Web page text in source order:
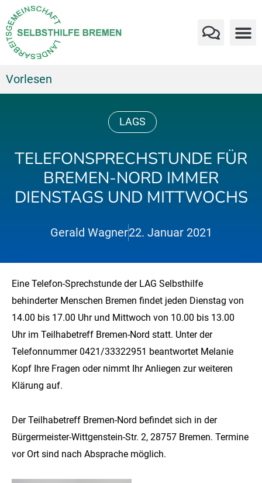
Vorlesen
LAGS
TELEFONSPRECHSTUNDE FÜR
BREMEN-NORD IMMER
DIENSTAGS UND MITTWOCHS
Gerald Wagner22. Januar 2021
Eine Telefon-Sprechstunde der LAG Selbsthilfe
behinderter Menschen Bremen findet jeden Dienstag von
14.00 bis 17.00 Uhr und Mittwoch von 10.00 bis 13.00
Uhr im Teilhabetreff Bremen-Nord statt. Unter der
Telefonnummer 0421/33322951 beantwortet Melanie
Kopf Ihre Fragen oder nimmt Ihr Anliegen zur weiteren
Klärung auf.
Der Teilhabetreff Bremen-Nord befindet sich in der
Bürgermeister-Wittgenstein-Str. 2, 28757 Bremen. Termine
vor Ort sind nach Absprache möglich.